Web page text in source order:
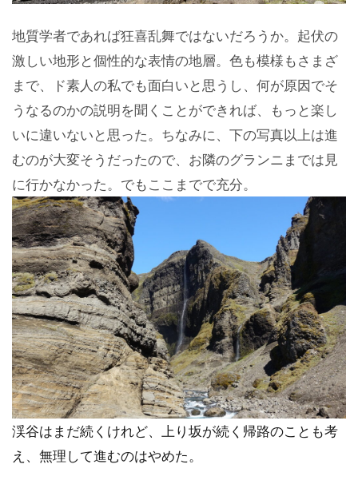
地質学者であれば狂喜乱舞ではないだろうか。起伏の
激しい地形と個性的な表情の地層。色も模様もさまざ
まで、ド素人の私でも面白いと思うし、何が原因でそ
うなるのかの説明を聞くことができれば、もっと楽し
いに違いないと思った。ちなみに、下の写真以上は進
むのが大変そうだったので、お隣のグランニまでは見
に行かなかった。でもここまでで充分。
渓谷はまだ続くけれど、上り坂が続く帰路のことも考
え、無理して進むのはやめた。